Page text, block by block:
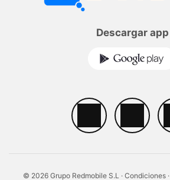
Descargar app
© 2026 Grupo Redmobile S.L · Condiciones ·